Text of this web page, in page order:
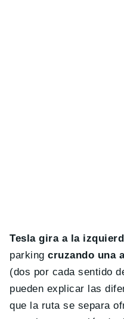
Tesla gira a la
parking cruzando una
(dos por cada sentido
pueden explicar las
que la ruta se separa